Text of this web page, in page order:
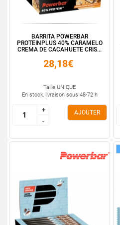
BARRITA POWERBAR
PROTEINPLUS 40% CARAMELO
CREMA DE CACAHUETE CRIS...
28,18€
Taille UNIQUE
En stock, livraison sous 48-72 h
+
-
+
-
AJOUTER